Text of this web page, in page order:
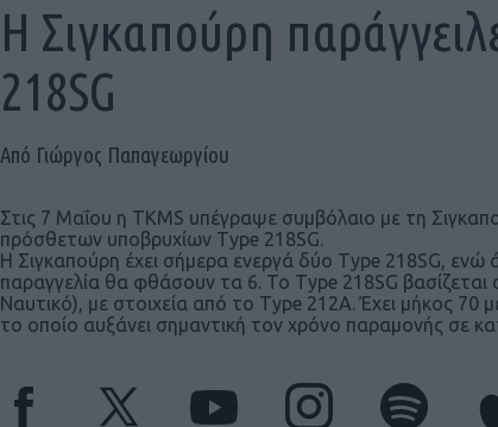
H Σιγκαπούρη
218SG
Από Γιώργος Παπαγεωργίου
Στις 7 Μαΐου η TKMS υπέγραψε συμβόλαιο με τη
πρόσθετων υποβρυχίων Type 218SG.
Η Σιγκαπούρη έχει σήμερα ενεργά δύο Type 218SG,
παραγγελία θα φθάσουν τα 6. Το Type 218SG
Ναυτικό), με στοιχεία από το Type 212A. Έχει μήκος
το οποίο αυξάνει σημαντική τον χρόνο παραμονής σε